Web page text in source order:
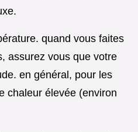
quand vous faites
assurez vous que votre
en général, pour les
chaleur élevée (environ